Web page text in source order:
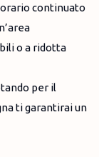
continuato
o a ridotta
per il
ti garantirai un